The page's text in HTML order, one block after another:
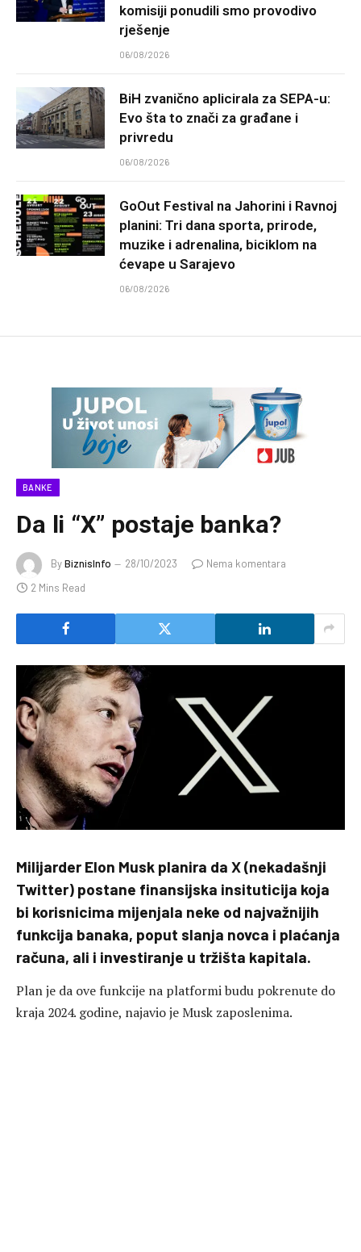
komisiji ponudili smo provodivo
rješenje
06/08/2026
BiH zvanično aplicirala za SEPA-u:
Evo šta to znači za građane i
privredu
06/08/2026
GoOut Festival na Jahorini i Ravnoj
planini: Tri dana sporta, prirode,
muzike i adrenalina, biciklom na
ćevape u Sarajevo
06/08/2026
BANKE
Da li “X” postaje banka?
ByBiznisInfo 28/10/2023
Nema komentara
2 Mins Read
Milijarder Elon Musk planira da X (nekadašnji
Twitter) postane finansijska insituticija koja
bi korisnicima mijenjala neke od najvažnijih
funkcija banaka, poput slanja novca i plaćanja
računa, ali i investiranje u tržišta kapitala.
Plan je da ove funkcije na platformi budu pokrenute do
kraja 2024. godine, najavio je Musk zaposlenima.